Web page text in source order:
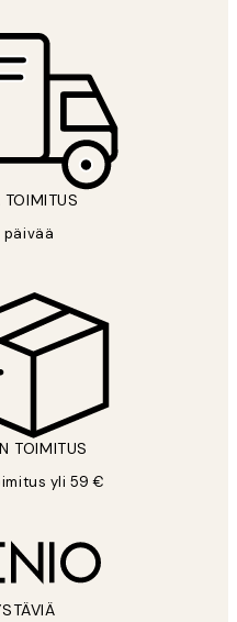
TOIMITUS
TOIMITUS
yli 59 €